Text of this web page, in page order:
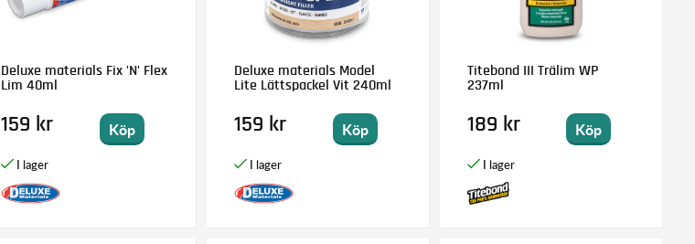
Deluxe materials Fix 'N' Flex
Lim 40ml
159 kr Köp
Deluxe materials Model
Lite Lättspackel Vit 240ml
159 kr Köp
Titebond III Trälim WP
237ml
189 kr Köp